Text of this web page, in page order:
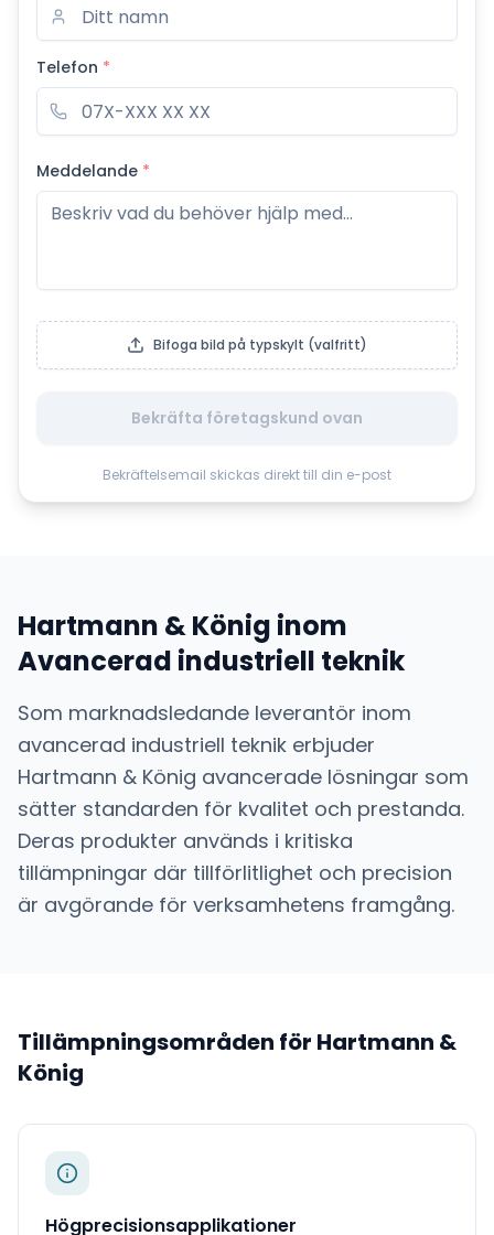
Telefon *
Meddelande *
Bifoga bild på typskylt (valfritt)
Bekräfta företagskund ovan
Bekräftelsemail skickas direkt till din e-post
Hartmann & König inom
Avancerad industriell teknik
Som marknadsledande leverantör inom
avancerad industriell teknik erbjuder
Hartmann & König avancerade lösningar som
sätter standarden för kvalitet och prestanda.
Deras produkter används i kritiska
tillämpningar där tillförlitlighet och precision
är avgörande för verksamhetens framgång.
Tillämpningsområden för Hartmann &
König
Högprecisionsapplikationer